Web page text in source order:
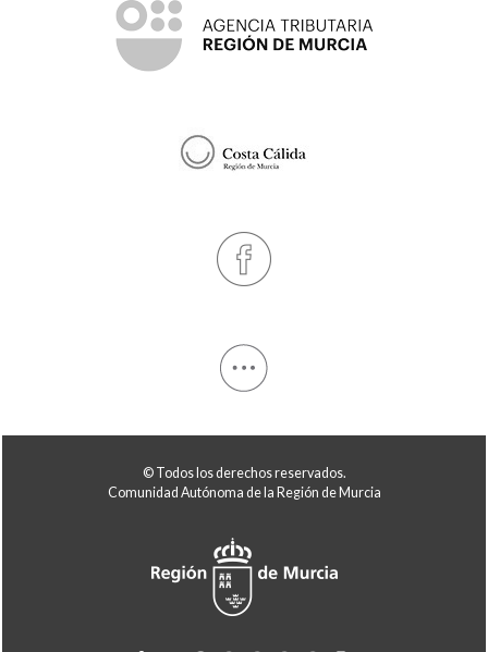
© Todos los derechos reservados.
Comunidad Autónoma de la Región de Murcia